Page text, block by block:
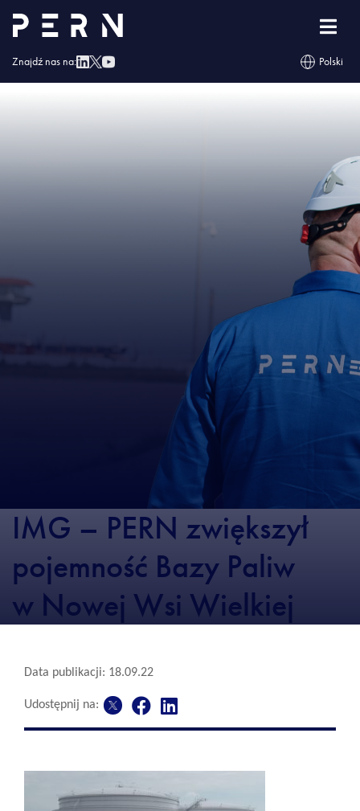
Znajdź nas na: Polski
Strona główna »PERN zwiększył pojemność Bazy Paliw w Nowej Wsi Wielkiej
IMG – PERN zwiększył
pojemność Bazy Paliw
w Nowej Wsi Wielkiej
Data publikacji: 18.09.22
Udostępnij na: